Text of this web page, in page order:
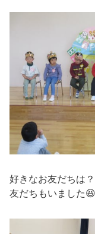
好きなお友だちは
友だちもいました